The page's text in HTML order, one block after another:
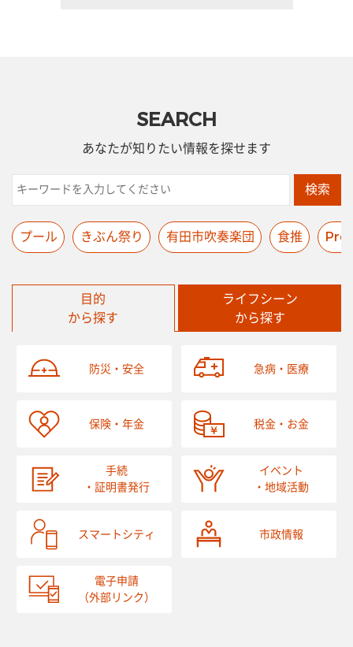
SEARCH
あなたが知りたい情報を探せます
検索
プール きぶん祭り 有田市吹奏楽団 食推
目的
から探す
ライフシーン
から探す
防災・安全 急病・医療
保険・年金 税金・お金
手続
・証明書発行
イベント
・地域活動
スマートシティ 市政情報
電子申請
（外部リンク）